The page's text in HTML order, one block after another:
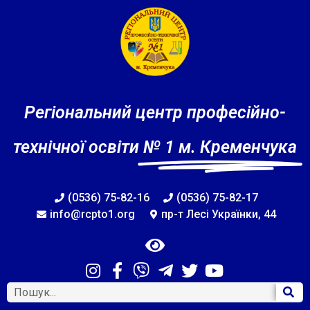
Регіональний центр професійно-
технічної освіти № 1 м. Кременчука
(0536) 75-82-16
(0536) 75-82-17
info@rcpto1.org
пр-т Лесі Українки, 44